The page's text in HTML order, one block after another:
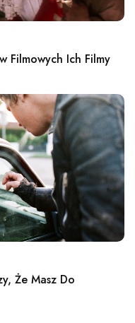
Filmowych Ich Filmy
Że Masz Do